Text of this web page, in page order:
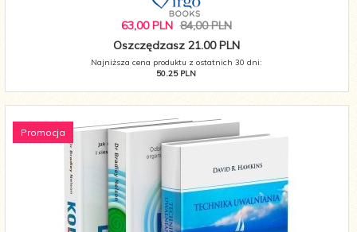
63,00 PLN 84,00 PLN
Oszczędzasz 21.00 PLN
Najniższa cena produktu z ostatnich 30 dni:
50.25 PLN
Promocja